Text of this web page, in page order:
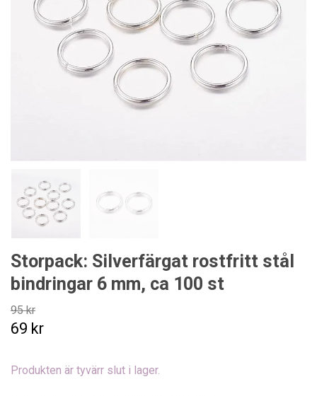
Storpack: Silverfärgat rostfritt stål
bindringar 6 mm, ca 100 st
95 kr
69 kr
Produkten är tyvärr slut i lager.